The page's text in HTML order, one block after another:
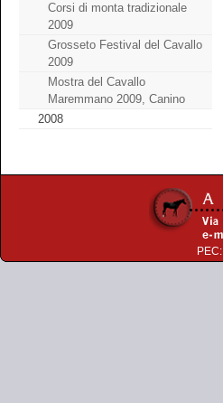
Corsi di monta tradizionale
2009
Grosseto Festival del Cavallo
2009
Mostra del Cavallo
Maremmano 2009, Canino
2008
PEC: